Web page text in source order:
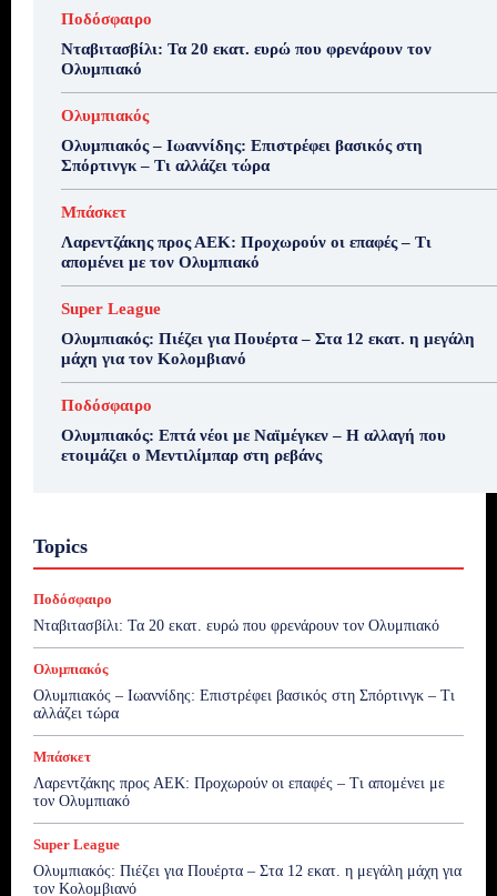
Ποδόσφαιρο
Νταβιτασβίλι: Τα 20 εκατ. ευρώ που φρενάρουν τον
Ολυμπιακό
Ολυμπιακός
Ολυμπιακός – Ιωαννίδης: Επιστρέφει βασικός στη
Σπόρτινγκ – Τι αλλάζει τώρα
Μπάσκετ
Λαρεντζάκης προς ΑΕΚ: Προχωρούν οι επαφές – Τι
απομένει με τον Ολυμπιακό
Super League
Ολυμπιακός: Πιέζει για Πουέρτα – Στα 12 εκατ. η μεγάλη
μάχη για τον Κολομβιανό
Ποδόσφαιρο
Ολυμπιακός: Επτά νέοι με Ναϊμέγκεν – Η αλλαγή που
ετοιμάζει ο Μεντιλίμπαρ στη ρεβάνς
Topics
Ποδόσφαιρο
Νταβιτασβίλι: Τα 20 εκατ. ευρώ που φρενάρουν τον Ολυμπιακό
Ολυμπιακός
Ολυμπιακός – Ιωαννίδης: Επιστρέφει βασικός στη Σπόρτινγκ – Τι
αλλάζει τώρα
Μπάσκετ
Λαρεντζάκης προς ΑΕΚ: Προχωρούν οι επαφές – Τι απομένει με
τον Ολυμπιακό
Super League
Ολυμπιακός: Πιέζει για Πουέρτα – Στα 12 εκατ. η μεγάλη μάχη για
τον Κολομβιανό